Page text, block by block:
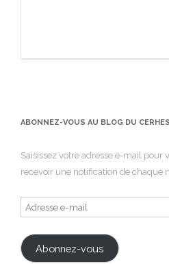
ABONNEZ-VOUS AU BLOG DU
Saisissez votre adresse e-mail pour
recevoir une notification de chaque
Adresse
e-
mail
Abonnez-vous